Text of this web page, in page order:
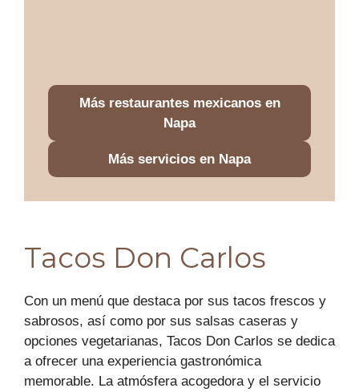
Más restaurantes mexicanos en
Napa
Más servicios en Napa
Tacos Don Carlos
Con un menú que destaca por sus tacos frescos y
sabrosos, así como por sus salsas caseras y
opciones vegetarianas, Tacos Don Carlos se dedica
a ofrecer una experiencia gastronómica
memorable. La atmósfera acogedora y el servicio